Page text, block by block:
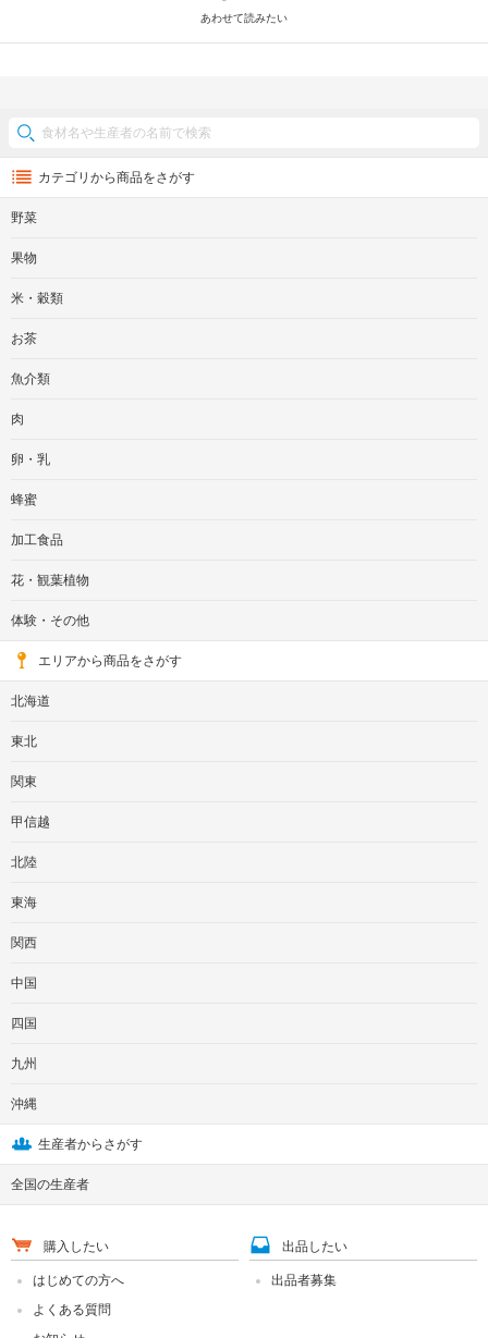
あわせて読みたい
カテゴリから商品をさがす
野菜
果物
米・穀類
お茶
魚介類
肉
卵・乳
蜂蜜
加工食品
花・観葉植物
体験・その他
エリアから商品をさがす
北海道
東北
関東
甲信越
北陸
東海
関西
中国
四国
九州
沖縄
生産者からさがす
全国の生産者
購入したい
はじめての方へ
よくある質問
出品したい
出品者募集